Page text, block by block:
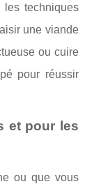
techniques
une viande
ou cuire
pour réussir
et pour les
ou que vous